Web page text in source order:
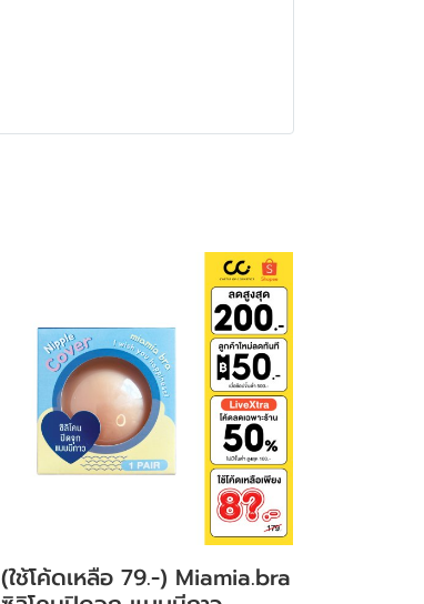
(ใช้โค้ดเหลือ 79.-) Miamia.bra